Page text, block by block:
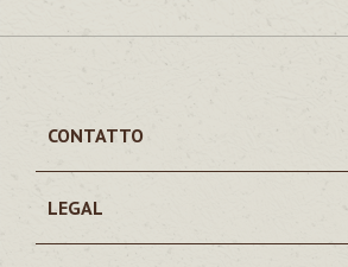
CONTATTO
LEGAL